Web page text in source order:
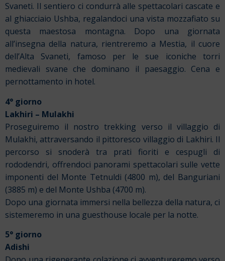
Svaneti. Il sentiero ci condurrà alle spettacolari cascate e
al ghiacciaio Ushba, regalandoci una vista mozzafiato su
questa maestosa montagna. Dopo una giornata
all’insegna della natura, rientreremo a Mestia, il cuore
dell’Alta Svaneti, famoso per le sue iconiche torri
medievali svane che dominano il paesaggio. Cena e
pernottamento in hotel.
4° giorno
Lakhiri – Mulakhi
Proseguiremo il nostro trekking verso il villaggio di
Mulakhi, attraversando il pittoresco villaggio di Lakhiri. Il
percorso si snoderà tra prati fioriti e cespugli di
rododendri, offrendoci panorami spettacolari sulle vette
imponenti del Monte Tetnuldi (4800 m), del Banguriani
(3885 m) e del Monte Ushba (4700 m).
Dopo una giornata immersi nella bellezza della natura, ci
sistemeremo in una guesthouse locale per la notte.
5° giorno
Adishi